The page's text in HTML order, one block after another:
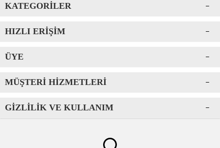
KATEGORILER
HIZLI ERIŞIM
ÜYE
MÜŞTERI HIZMETLERI
GIZLILIK VE KULLANIM